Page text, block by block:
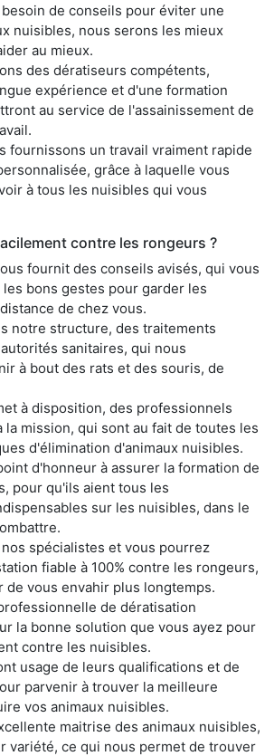
de conseils pour éviter une
nuisibles, nous serons les mieux
au mieux.
des dératiseurs compétents,
expérience et d'une formation
au service de l'assainissement de
fournissons un travail vraiment rapide
grâce à laquelle vous
à tous les nuisibles qui vous
contre les rongeurs ?
fournit des conseils avisés, qui vous
bons gestes pour garder les
de chez vous.
notre structure, des traitements
sanitaires, qui nous
à bout des rats et des souris, de
à disposition, des professionnels
la mission, qui sont au fait de toutes les
d'élimination d'animaux nuisibles.
d'honneur à assurer la formation de
pour qu'ils aient tous les
sur les nuisibles, dans le
spécialistes et vous pourrez
fiable à 100% contre les rongeurs,
de vous envahir plus longtemps.
de dératisation
la bonne solution que vous ayez pour
contre les nuisibles.
usage de leurs qualifications et de
parvenir à trouver la meilleure
vos animaux nuisibles.
maitrise des animaux nuisibles,
variété, ce qui nous permet de trouver